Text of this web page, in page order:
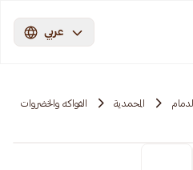
عربي
الدمام المحمدية الفواكه والخضروات